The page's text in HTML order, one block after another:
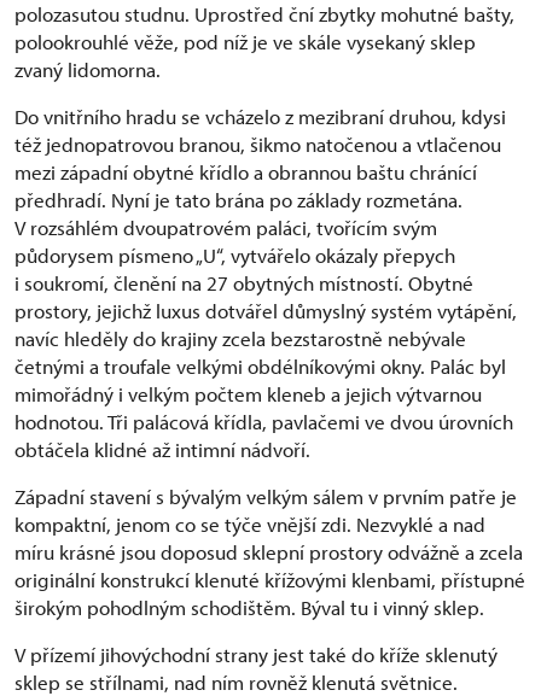
polozasutou studnu. Uprostřed ční zbytky mohutné bašty,
polookrouhlé věže, pod níž je ve skále vysekaný sklep
zvaný lidomorna.
Do vnitřního hradu se vcházelo z mezibraní druhou, kdysi
též jednopatrovou branou, šikmo natočenou a vtlačenou
mezi západní obytné křídlo a obrannou baštu chránící
předhradí. Nyní je tato brána po základy rozmetána.
V rozsáhlém dvoupatrovém paláci, tvořícím svým
půdorysem písmeno „U“, vytvářelo okázaly přepych
i soukromí, členění na 27 obytných místností. Obytné
prostory, jejichž luxus dotvářel důmyslný systém vytápění,
navíc hleděly do krajiny zcela bezstarostně nebývale
četnými a troufale velkými obdélníkovými okny. Palác byl
mimořádný i velkým počtem kleneb a jejich výtvarnou
hodnotou. Tři palácová křídla, pavlačemi ve dvou úrovních
obtáčela klidné až intimní nádvoří.
Západní stavení s bývalým velkým sálem v prvním patře je
kompaktní, jenom co se týče vnější zdi. Nezvyklé a nad
míru krásné jsou doposud sklepní prostory odvážně a zcela
originální konstrukcí klenuté křížovými klenbami, přístupné
širokým pohodlným schodištěm. Býval tu i vinný sklep.
V přízemí jihovýchodní strany jest také do kříže sklenutý
sklep se střílnami, nad ním rovněž klenutá světnice.